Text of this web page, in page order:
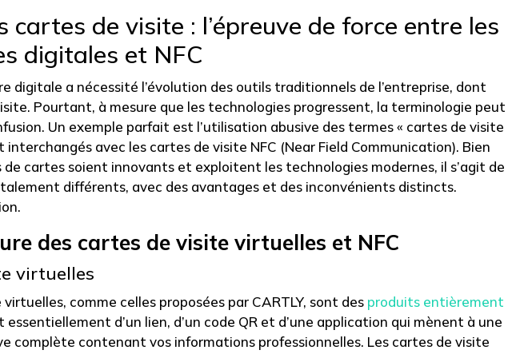
cartes de visite : l’épreuve de force entre les
digitales et NFC
digitale a nécessité l’évolution des outils traditionnels de l’entreprise, dont
Pourtant, à mesure que les technologies progressent, la terminologie peut
Un exemple parfait est l’utilisation abusive des termes « cartes de visite
interchangés avec les cartes de visite NFC (Near Field Communication). Bien
de cartes soient innovants et exploitent les technologies modernes, il s’agit de
différents, avec des avantages et des inconvénients distincts.
des cartes de visite virtuelles et NFC
virtuelles
comme celles proposées par CARTLY, sont des produits entièrement
essentiellement d’un lien, d’un code QR et d’une application qui mènent à une
complète contenant vos informations professionnelles. Les cartes de visite